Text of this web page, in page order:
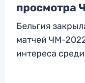
просмотра
Бельгия
матчей ЧМ-
интереса